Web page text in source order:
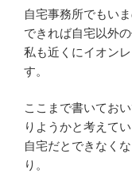
自宅事務所でもい
できれば自宅以外
私も近くにイオン
す。
ここまで書いてお
りようかと考えてい
自宅だとできなく
り。